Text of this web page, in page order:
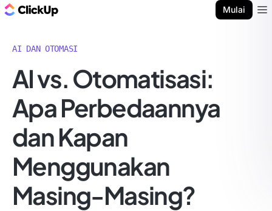
Mulai
AI DAN OTOMASI
AI vs. Otomatisasi:
Apa Perbedaannya
dan Kapan
Menggunakan
Masing-Masing?